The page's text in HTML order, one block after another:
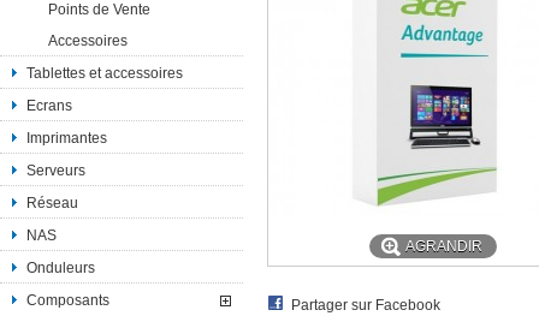
Points de Vente
Accessoires
Tablettes et accessoires
Ecrans
Imprimantes
Serveurs
Réseau
NAS
Onduleurs
Composants
AGRANDIR
Partager sur Facebook